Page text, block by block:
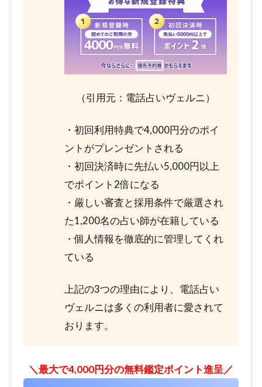
（引用元：電話占いヴェルニ）
・初回利用特典で4,000円分のポイ
ントがプレンゼントされる
・初回決済時に先払い5,000円以上
でポイント2倍になる
・厳しい審査と採用条件で厳選され
た1,200名の占い師が在籍している
・個人情報を徹底的に管理してくれ
ている
上記の3つの理由により、電話占い
ヴェルニは多くの利用者に愛されて
おります。
＼最大で4,000円分の無料鑑定ポイント進呈／